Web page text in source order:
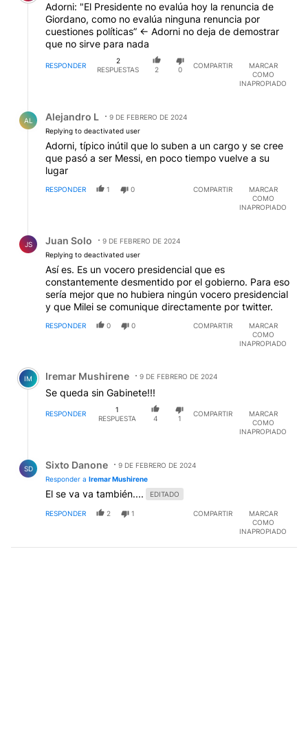
Adorni: "El Presidente no evalúa hoy la renuncia de
Giordano, como no evalúa ninguna renuncia por
cuestiones políticas” <- Adorni no deja de demostrar
que no sirve para nada
RESPONDER
2
RESPUESTAS
2 0
COMPARTIR
MARCAR
COMO
INAPROPIADO
AL Alejandro L
9 DE FEBRERO DE 2024
Replying to deactivated user
Adorni, típico inútil que lo suben a un cargo y se cree
que pasó a ser Messi, en poco tiempo vuelve a su
lugar
RESPONDER 1 0 COMPARTIR
MARCAR
COMO
INAPROPIADO
JS Juan Solo
9 DE FEBRERO DE 2024
Replying to deactivated user
Así es. Es un vocero presidencial que es
constantemente desmentido por el gobierno. Para eso
sería mejor que no hubiera ningún vocero presidencial
y que Milei se comunique directamente por twitter.
RESPONDER 0 0 COMPARTIR
MARCAR
COMO
INAPROPIADO
Comentario de Iremar Mushirene.
IM Iremar Mushirene 9 DE FEBRERO DE 2024
Se queda sin Gabinete!!!
RESPONDER
1
RESPUESTA
4 1
COMPARTIR
MARCAR
COMO
INAPROPIADO
SD Sixto Danone
9 DE FEBRERO DE 2024
Responder a Iremar Mushirene
El se va va también.... EDITADO
RESPONDER 2 1 COMPARTIR
MARCAR
COMO
INAPROPIADO